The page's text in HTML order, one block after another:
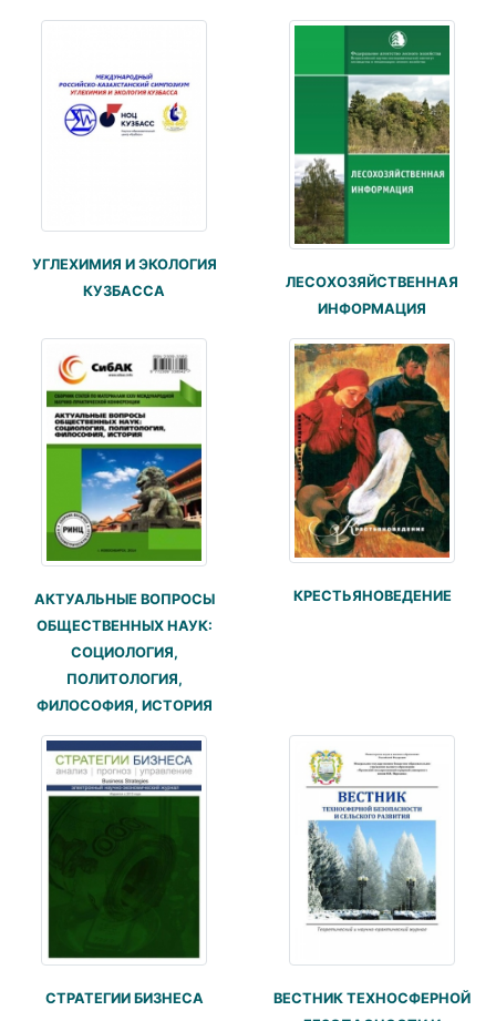
УГЛЕХИМИЯ И ЭКОЛОГИЯ
КУЗБАССА
ЛЕСОХОЗЯЙСТВЕННАЯ
ИНФОРМАЦИЯ
АКТУАЛЬНЫЕ ВОПРОСЫ
ОБЩЕСТВЕННЫХ НАУК:
СОЦИОЛОГИЯ,
ПОЛИТОЛОГИЯ,
ФИЛОСОФИЯ, ИСТОРИЯ
КРЕСТЬЯНОВЕДЕНИЕ
СТРАТЕГИИ БИЗНЕСА
ВЕСТНИК ТЕХНОСФЕРНОЙ